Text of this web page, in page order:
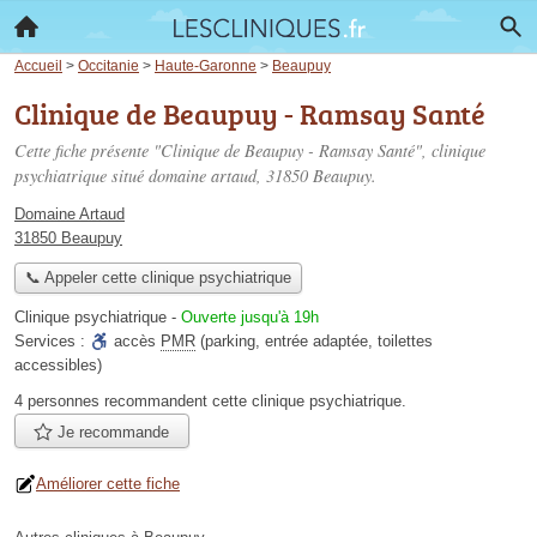
Accueil > Occitanie > Haute-Garonne > Beaupuy
Clinique de Beaupuy - Ramsay Santé
Cette fiche présente "Clinique de Beaupuy - Ramsay Santé", clinique
psychiatrique situé domaine artaud, 31850 Beaupuy.
Domaine Artaud
31850 Beaupuy
📞 Appeler cette clinique psychiatrique
Clinique psychiatrique - Ouverte jusqu'à 19h
Services :
accès PMR (parking, entrée adaptée, toilettes
accessibles)
4 personnes recommandent cette clinique psychiatrique.
Je recommande
Améliorer cette fiche